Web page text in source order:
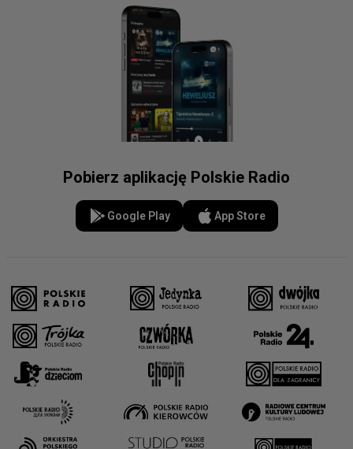
Pobierz aplikację Polskie Radio
Google Play App Store